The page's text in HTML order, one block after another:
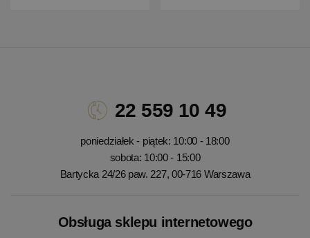
22 559 10 49
poniedziałek - piątek: 10:00 - 18:00
sobota: 10:00 - 15:00
Bartycka 24/26 paw. 227, 00-716 Warszawa
Obsługa sklepu internetowego